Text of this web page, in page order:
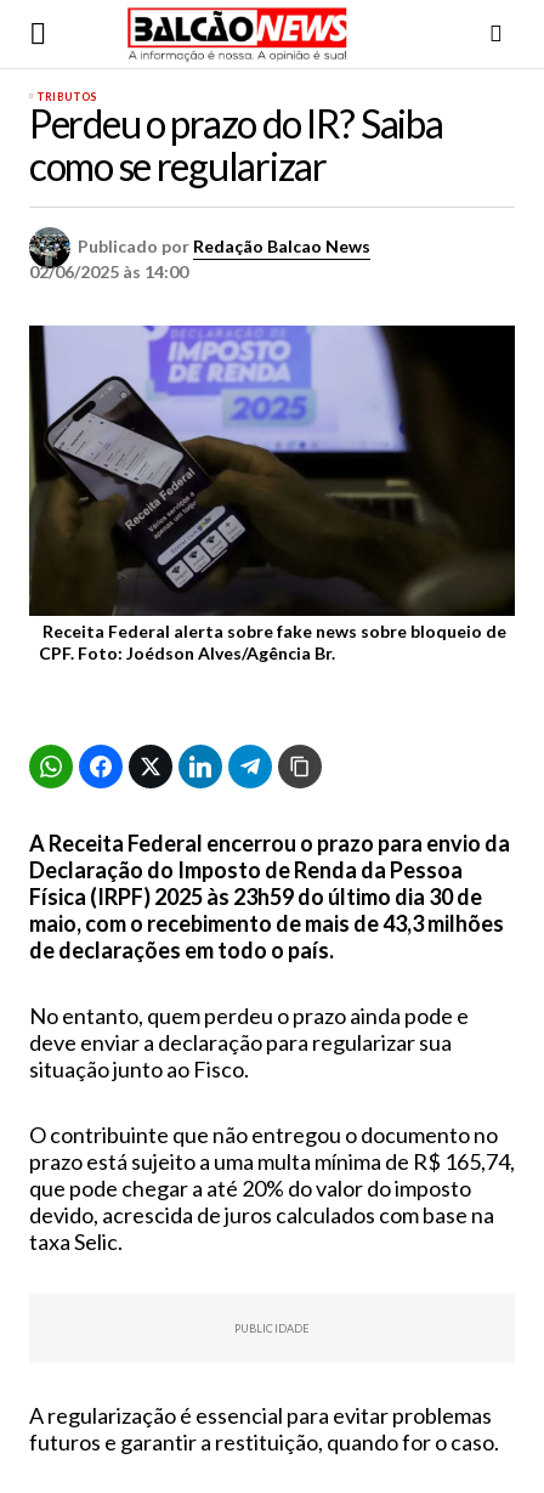
TRIBUTOS
Perdeu o prazo do IR? Saiba
como se regularizar
Publicado por Redação Balcao News
02/06/2025 às 14:00
Receita Federal alerta sobre fake news sobre bloqueio de
CPF. Foto: Joédson Alves/Agência Br.
A Receita Federal encerrou o prazo para envio da
Declaração do Imposto de Renda da Pessoa
Física (IRPF) 2025 às 23h59 do último dia 30 de
maio, com o recebimento de mais de 43,3 milhões
de declarações em todo o país.
No entanto, quem perdeu o prazo ainda pode e
deve enviar a declaração para regularizar sua
situação junto ao Fisco.
O contribuinte que não entregou o documento no
prazo está sujeito a uma multa mínima de R$ 165,74,
que pode chegar a até 20% do valor do imposto
devido, acrescida de juros calculados com base na
taxa Selic.
PUBLICIDADE
A regularização é essencial para evitar problemas
futuros e garantir a restituição, quando for o caso.